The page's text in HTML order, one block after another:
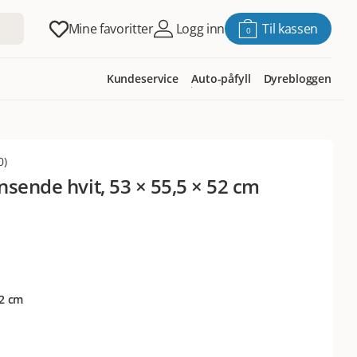
Mine favoritter Logg inn 0 Til kassen
Kundeservice Auto-påfyll Dyrebloggen
hvit, 53 × 55,5 × 52 cm
)
cm